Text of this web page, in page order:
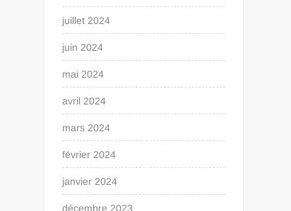
juillet 2024
juin 2024
mai 2024
avril 2024
mars 2024
février 2024
janvier 2024
décembre 2023